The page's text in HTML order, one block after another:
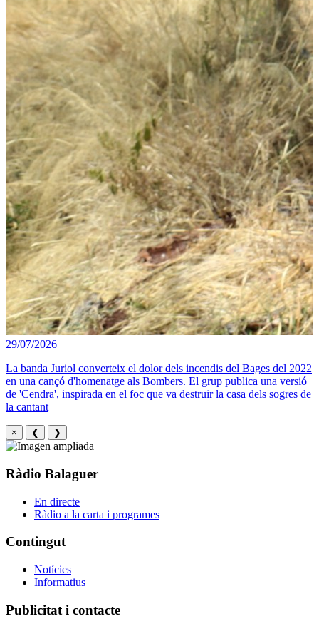
29/07/2026
La banda Juriol converteix el dolor dels incendis del Bages del 2022
en una cançó d'homenatge als Bombers. El grup publica una versió
de 'Cendra', inspirada en el foc que va destruir la casa dels sogres de
la cantant
× ❮ ❯
Ràdio Balaguer
En directe
Ràdio a la carta i programes
Contingut
Notícies
Informatius
Publicitat i contacte